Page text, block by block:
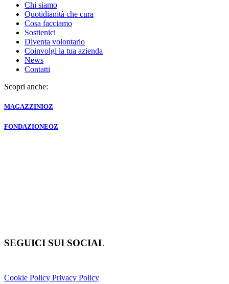
Chi siamo
Quotidianità che cura
Cosa facciamo
Sostienici
Diventa volontario
Coinvolgi la tua azienda
News
Contatti
Scopri anche:
MAGAZZINIOZ
FONDAZIONEOZ
SEGUICI SUI SOCIAL
Cookie Policy Privacy Policy